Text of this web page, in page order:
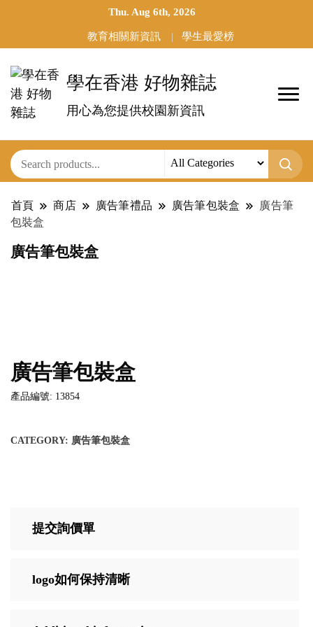
Thu. Aug 6th, 2026
教育相關新資訊 學生最愛榜
學在香港 好物雜誌
用心為您提供校園新資訊
首頁 商店 廣告筆禮品 廣告筆包裝盒
廣告筆
包裝盒
廣告筆包裝盒
廣告筆包裝盒
產品編號: 13854
CATEGORY: 廣告筆包裝盒
提交詢價單
logo如何保持清晰